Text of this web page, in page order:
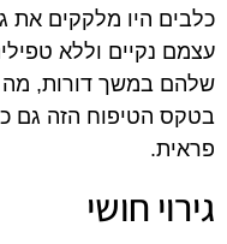
כלבים היו מלקקים את
שלהם במשך דורות, מה
בטקס הטיפוח הזה גם
פראית.
גירוי חושי